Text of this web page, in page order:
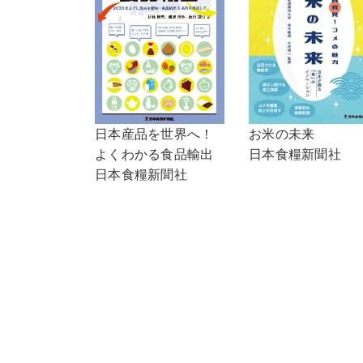
日本産品を世界へ！
よくわかる食品輸出
日本食糧新聞社
お米の未来
日本食糧新聞社